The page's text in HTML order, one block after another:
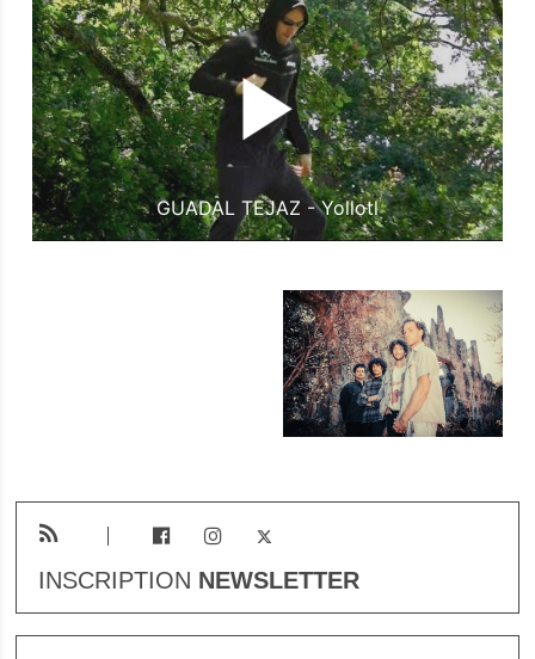
GUADAL TEJAZ - Yollotl
INSCRIPTION NEWSLETTER